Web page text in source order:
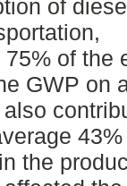
of
75% of the
GWP on
the